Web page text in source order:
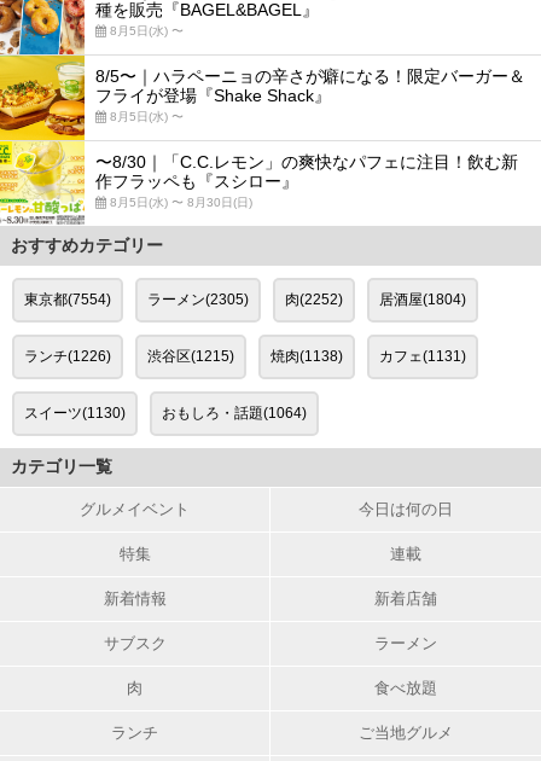
種を販売『BAGEL&BAGEL』
8月5日(水) 〜
8/5〜｜ハラペーニョの辛さが癖になる！限定バーガー＆
フライが登場『Shake Shack』
8月5日(水) 〜
〜8/30｜「C.C.レモン」の爽快なパフェに注目！飲む新
作フラッペも『スシロー』
8月5日(水) 〜 8月30日(日)
おすすめカテゴリー
東京都(7554) ラーメン(2305) 肉(2252) 居酒屋(1804)
ランチ(1226) 渋谷区(1215) 焼肉(1138) カフェ(1131)
スイーツ(1130) おもしろ・話題(1064)
カテゴリ一覧
グルメイベント 今日は何の日
特集 連載
新着情報 新着店舗
サブスク ラーメン
肉 食べ放題
ランチ ご当地グルメ